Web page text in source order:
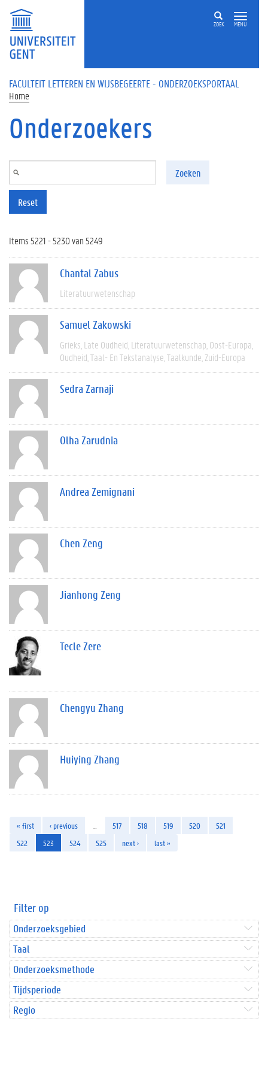
Overslaan en naar de inhoud gaan
ZOEK MENU
FACULTEIT LETTEREN EN WIJSBEGEERTE - ONDERZOEKSPORTAAL
Home
Onderzoekers
Zoeken
Reset
Items 5221 - 5230 van 5249
Chantal Zabus
Literatuurwetenschap
Samuel Zakowski
Grieks Late Oudheid Literatuurwetenschap Oost-Europa
Oudheid Taal- En Tekstanalyse Taalkunde Zuid-Europa
Sedra Zarnaji
Olha Zarudnia
Andrea Zemignani
Chen Zeng
Jianhong Zeng
Tecle Zere
Chengyu Zhang
Huiying Zhang
« first ‹ previous 517 518 519 520
521
522
523 524 525 next › last »
Filter op
Onderzoeksgebied
Taal
Onderzoeksmethode
Tijdsperiode
Regio